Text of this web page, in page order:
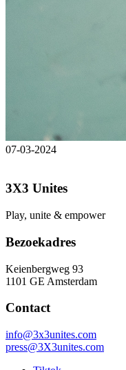
07-03-2024
3X3 Unites
Play, unite & empower
Bezoekadres
Keienbergweg 93
1101 GE Amsterdam
Contact
info@3x3unites.com
press@3X3unites.com